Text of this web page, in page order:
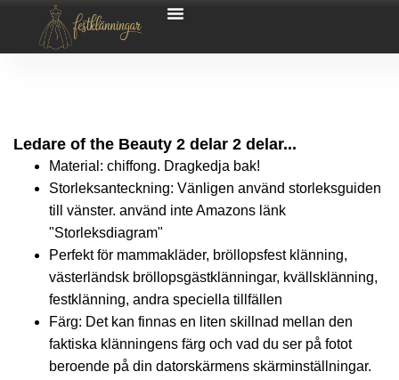
Ledare of the Beauty 2 delar 2 delar...
Material: chiffong. Dragkedja bak!
Storleksanteckning: Vänligen använd storleksguiden
till vänster. använd inte Amazons länk
"Storleksdiagram"
Perfekt för mammakläder, bröllopsfest klänning,
västerländsk bröllopsgästklänningar, kvällsklänning,
festklänning, andra speciella tillfällen
Färg: Det kan finnas en liten skillnad mellan den
faktiska klänningens färg och vad du ser på fotot
beroende på din datorskärmens skärminställningar.